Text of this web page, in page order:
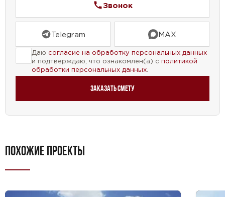
Звонок
Telegram MAX
Даю согласие на обработку персональных данных
и подтверждаю, что ознакомлен(а) с политикой
обработки персональных данных.
Заказать смету
ПОХОЖИЕ ПРОЕКТЫ